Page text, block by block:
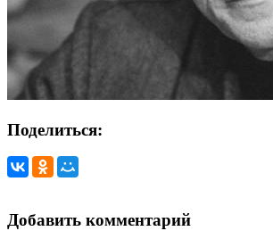
Поделиться:
Добавить комментарий